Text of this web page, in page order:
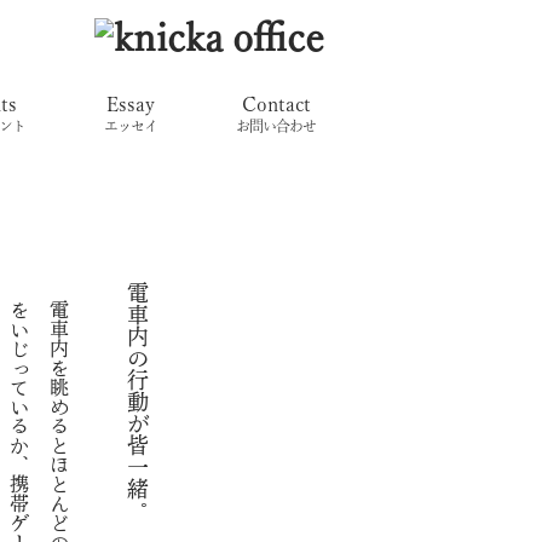
ト
Essay
エッセイ
Contact
お問い合わせ
電車内の行動が皆一緒。